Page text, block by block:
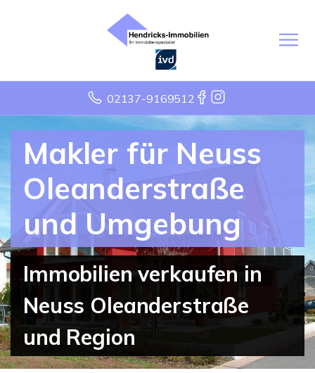
02137-9169512
Makler für Neuss
Oleanderstraße
und Umgebung
Immobilien verkaufen in
Neuss Oleanderstraße
und Region